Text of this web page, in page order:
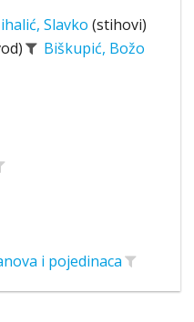
Slavko (stihovi)
Biškupić, Božo
i pojedinaca